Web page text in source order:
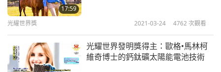
17:59
光耀世界獎 2021-03-24 4762 次觀看
光耀世界發明獎得主：歐格•馬林柯
維奇博士的鈣鈦礦太陽能電池技術